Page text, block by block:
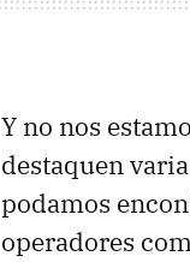
Y no nos
destaquen
podamos
operadores